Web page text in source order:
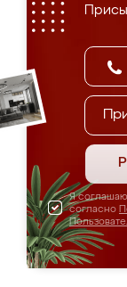
Я
согласно